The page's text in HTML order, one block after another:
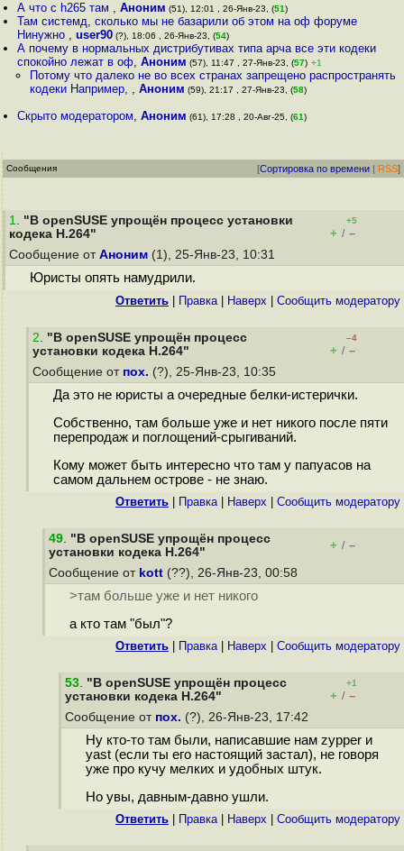
А что с h265 там ,Аноним (51), 12:01 , 26-Янв-23, (51)
Там системд, сколько мы не базарили об этом на оф форуме
Нинужно ,user90 (?), 18:06 , 26-Янв-23, (54)
А почему в нормальных дистрибутивах типа арча все эти кодеки
спокойно лежат в оф,Аноним (57), 11:47 , 27-Янв-23, (57) +1
Потому что далеко не во всех странах запрещено распространять
кодеки Например, , Аноним (59), 21:17 , 27-Янв-23, (58)
Скрыто модератором,Аноним (61), 17:28 , 20-Авг-25, (61)
Сообщения [Сортировка по времени | RSS]
1. "В openSUSE упрощён процесс установки
кодека H.264"
+5
+ / –
Сообщение от Аноним (1), 25-Янв-23, 10:31
Юристы опять намудрили.
Ответить Правка| Наверх Cообщить модератору
2. "В openSUSE упрощён процесс
установки кодека H.264"
–4
+ / –
Сообщение от пох. (?), 25-Янв-23, 10:35
Да это не юристы а очередные белки-истерички.
Собственно, там больше уже и нет никого после пяти
перепродаж и поглощений-срыгиваний.
Кому может быть интересно что там у папуасов на
самом дальнем острове - не знаю.
Ответить Правка| Наверх Cообщить модератору
49. "В openSUSE упрощён процесс
установки кодека H.264"
+ / –
Сообщение от kott (??), 26-Янв-23, 00:58
>там больше уже и нет никого
а кто там "был"?
Ответить Правка| Наверх Cообщить модератору
53. "В openSUSE упрощён процесс
установки кодека H.264"
+1
+ / –
Сообщение от пох. (?), 26-Янв-23, 17:42
Ну кто-то там были, написавшие нам zypper и
yast (если ты его настоящий застал), не говоря
уже про кучу мелких и удобных штук.
Но увы, давным-давно ушли.
Ответить Правка| Наверх Cообщить модератору